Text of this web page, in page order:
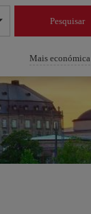
Pesquisar
Mais económica